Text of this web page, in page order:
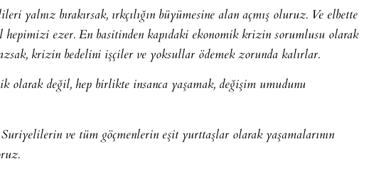
yalnız bırakırsak, ırkçılığın büyümesine alan açmış oluruz. Ve elbette
hepimizi ezer. En basitinden kapıdaki ekonomik krizin sorumlusu olarak
krizin bedelini işçiler ve yoksullar ödemek zorunda kalırlar.
olarak değil, hep birlikte insanca yaşamak, değişim umudunu
ve tüm göçmenlerin eşit yurttaşlar olarak yaşamalarının